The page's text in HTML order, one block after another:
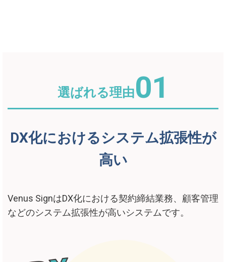
選ばれる理由01
DX化におけるシステム拡張性が
高い
Venus SignはDX化における契約締結業務、顧客管理
などのシステム拡張性が高いシステムです。